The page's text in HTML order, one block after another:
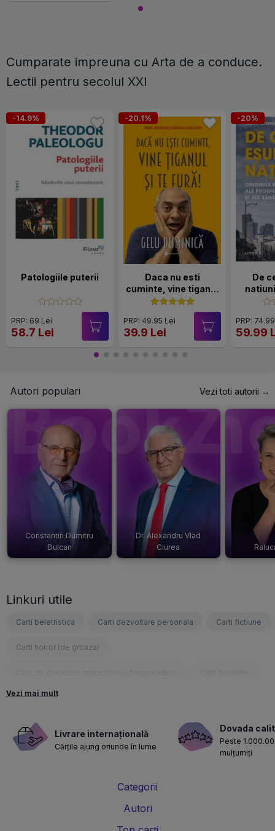
Cumparate impreuna cu Arta de a conduce.
Lectii pentru secolul XXI
-14.9%
Patologiile puterii
PRP: 69 Lei
58.7 Lei
-20.1%
Daca nu esti
cuminte, vine tiganul
si te fura!
PRP: 49.95 Lei
39.9 Lei
-20%
De
PRP:
59.99
Autori populari Vezi toti autorii →
Constantin Dumitru
Dulcan
Dr. Alexandru Vlad
Ciurea
Linkuri utile
Carti beletristica Carti dezvoltare personala Carti fictiune
Carti horror (de groaza)
Carti fantasy
Carti nutritie, sanatate si de slabit Carti diete
Carti despre sarcina si nastere Carti educatie financiara
Vezi mai mult
Livrare internațională
Cărțile ajung oriunde în lume
Dovada
Peste
mulțumiți
Categorii
Autori